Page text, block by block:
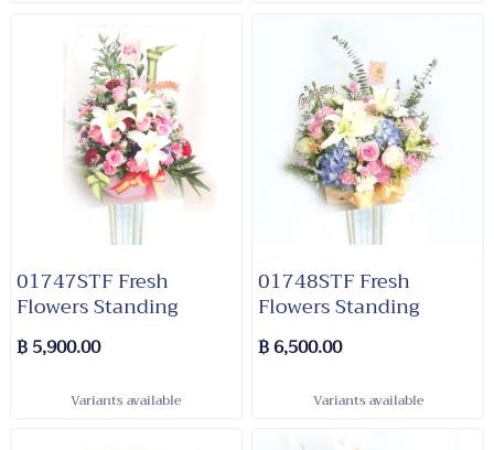
01747STF Fresh
Flowers Standing
฿ 5,900.00
Variants available
01748STF Fresh
Flowers Standing
฿ 6,500.00
Variants available